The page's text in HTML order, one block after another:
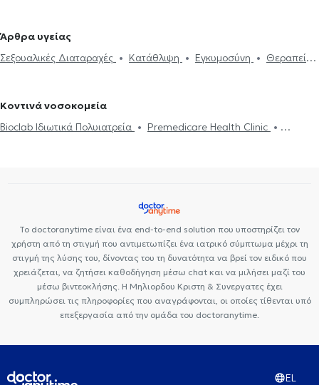
Ψυχολόγοι στον Περισσό
Ψυχολόγοι στο Γαλάτσι
Ψυχολόγοι
και παιδιών
Ομαδική ψυχοθεραπεία
ενδυνάμωση
Συμβουλευτική φροντιστών ατόμων με άνοια
Life
Κρίση πανικού
Άρθρα υγείας
Σεξουαλικές Διαταραχές
Κατάθλιψη Εγκυμοσύνη
Θεραπεία
διαδίκτυο
ΔΕΠΥ Κρίση πανικού
Εθισμός
Τεστ επαγγελματικού προσανατολισμού
Κοντινά νοσοκομεία
Bioclab Ιδιωτικά Πολυιατρεία
Premedicare Health Clinic
Το doctoranytime είναι ένα end-to-end solution που υποστηρίζει τον
χρήστη από τη στιγμή που αντιμετωπίζει ένα ιατρικό σύμπτωμα μέχρι τη
στιγμή της λύσης του, δίνοντας του τη δυνατότητα να βρεί τον ειδικό που
χρειάζεται, να ζητήσει καθοδήγηση μέσω chat και να μιλήσει μαζί του
μέσω βιντεοκλήσης. Η Μηλιορδου Κριστη & Συνεργατες έχει
συμπληρώσει τις πληροφορίες που αναγράφονται, οι οποίες τίθενται υπό
επεξεργασία από την ομάδα του doctoranytime.
EL